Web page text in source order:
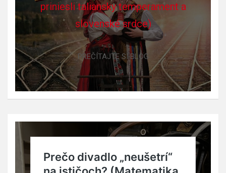
priniesli taliansky temperament a
slovenské srdce)
PREČÍTAJTE SI BLOG